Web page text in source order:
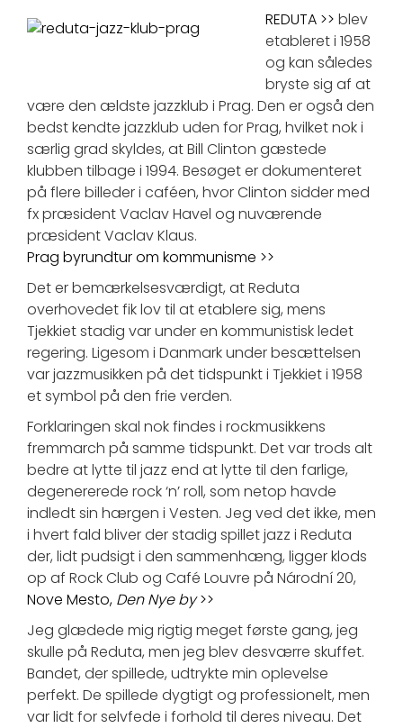
REDUTA >> blev
etableret i 1958
og kan således
bryste sig af at
være den ældste jazzklub i Prag. Den er også den
bedst kendte jazzklub uden for Prag, hvilket nok i
særlig grad skyldes, at Bill Clinton gæstede
klubben tilbage i 1994. Besøget er dokumenteret
på flere billeder i caféen, hvor Clinton sidder med
fx præsident Vaclav Havel og nuværende
præsident Vaclav Klaus.
Prag byrundtur om kommunisme >>
Det er bemærkelsesværdigt, at Reduta
overhovedet fik lov til at etablere sig, mens
Tjekkiet stadig var under en kommunistisk ledet
regering. Ligesom i Danmark under besættelsen
var jazzmusikken på det tidspunkt i Tjekkiet i 1958
et symbol på den frie verden.
Forklaringen skal nok findes i rockmusikkens
fremmarch på samme tidspunkt. Det var trods alt
bedre at lytte til jazz end at lytte til den farlige,
degenererede rock ‘n’ roll, som netop havde
indledt sin hærgen i Vesten. Jeg ved det ikke, men
i hvert fald bliver der stadig spillet jazz i Reduta
der, lidt pudsigt i den sammenhæng, ligger klods
op af Rock Club og Café Louvre på Národní 20,
Nove Mesto, Den Nye by>>
Jeg glædede mig rigtig meget første gang, jeg
skulle på Reduta, men jeg blev desværre skuffet.
Bandet, der spillede, udtrykte min oplevelse
perfekt. De spillede dygtigt og professionelt, men
var lidt for selvfede i forhold til deres niveau. Det